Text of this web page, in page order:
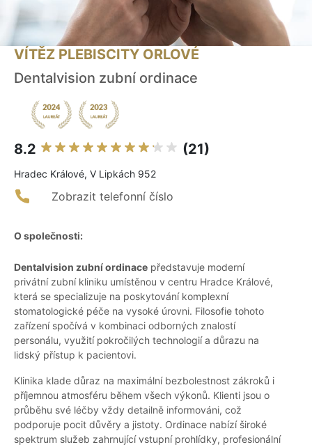
VÍTĚZ PLEBISCITY ORLOVÉ
Dentalvision zubní ordinace
8.2 (21)
Hradec Králové, V Lipkách 952
Zobrazit telefonní číslo
O společnosti:
Dentalvision zubní ordinace představuje moderní
privátní zubní kliniku umístěnou v centru Hradce Králové,
která se specializuje na poskytování komplexní
stomatologické péče na vysoké úrovni. Filosofie tohoto
zařízení spočívá v kombinaci odborných znalostí
personálu, využití pokročilých technologií a důrazu na
lidský přístup k pacientovi.
Klinika klade důraz na maximální bezbolestnost zákroků i
příjemnou atmosféru během všech výkonů. Klienti jsou o
průběhu své léčby vždy detailně informováni, což
podporuje pocit důvěry a jistoty. Ordinace nabízí široké
spektrum služeb zahrnující vstupní prohlídky, profesionální